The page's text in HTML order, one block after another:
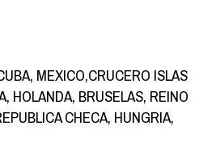
MEXICO,CRUCERO ISLAS
HOLANDA, BRUSELAS, REINO
CHECA, HUNGRIA,